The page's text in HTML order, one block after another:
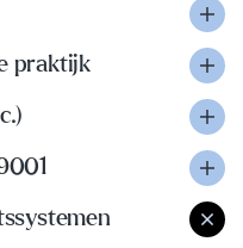
praktijk